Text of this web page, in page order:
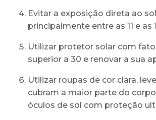
Evitar a exposição direta ao
principalmente entre as 11 e as
Utilizar protetor solar com
superior a 30 e renovar a sua
Utilizar roupas de cor clara,
cubram a maior parte do
óculos de sol com proteção